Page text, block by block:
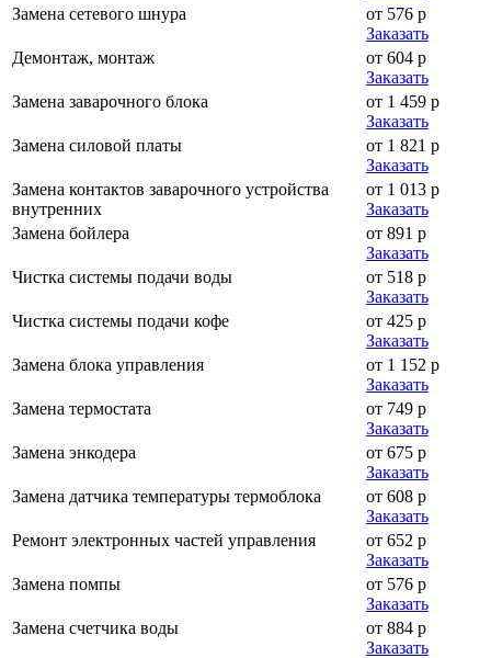
Замена сетевого шнура
от 576 р
Заказать
Демонтаж, монтаж
от 604 р
Заказать
Замена заварочного блока
от 1 459 р
Заказать
Замена силовой платы
от 1 821 р
Заказать
Замена контактов заварочного устройства
внутренних
от 1 013 р
Заказать
Замена бойлера
от 891 р
Заказать
Чистка системы подачи воды
от 518 р
Заказать
Чистка системы подачи кофе
от 425 р
Заказать
Замена блока управления
от 1 152 р
Заказать
Замена термостата
от 749 р
Заказать
Замена энкодера
от 675 р
Заказать
Замена датчика температуры термоблока
от 608 р
Заказать
Ремонт электронных частей управления
от 652 р
Заказать
Замена помпы
от 576 р
Заказать
Замена счетчика воды
от 884 р
Заказать